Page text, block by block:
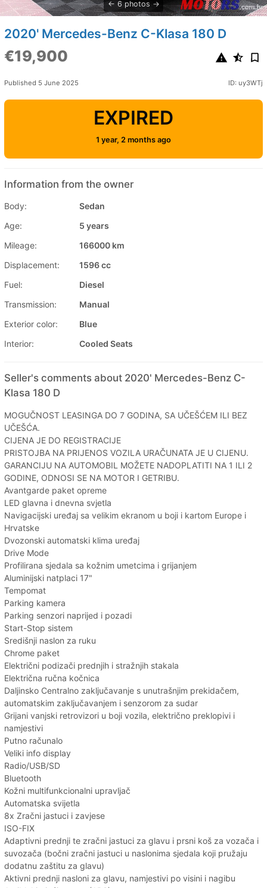
6 photos
2020' Mercedes-Benz C-Klasa 180 D
€19,900
Published 5 June 2025 ID: uy3WTj
EXPIRED
1 year, 2 months ago
Information from the owner
Body:
Sedan
Age:
5 years
Mileage:
166000 km
Displacement:
1596 cc
Fuel:
Diesel
Transmission:
Manual
Exterior color:
Blue
Interior:
Cooled Seats
Seller's comments about 2020' Mercedes-Benz C-
Klasa 180 D
MOGUČNOST LEASINGA DO 7 GODINA, SA UČEŠĆEM ILI BEZ
UČEŠĆA.
CIJENA JE DO REGISTRACIJE
PRISTOJBA NA PRIJENOS VOZILA URAČUNATA JE U CIJENU.
GARANCIJU NA AUTOMOBIL MOŽETE NADOPLATITI NA 1 ILI 2
GODINE, ODNOSI SE NA MOTOR I GETRIBU.
Avantgarde paket opreme
LED glavna i dnevna svjetla
Navigacijski uređaj sa velikim ekranom u boji i kartom Europe i
Hrvatske
Dvozonski automatski klima uređaj
Drive Mode
Profilirana sjedala sa kožnim umetcima i grijanjem
Aluminijski natplaci 17"
Tempomat
Parking kamera
Parking senzori naprijed i pozadi
Start-Stop sistem
Središnji naslon za ruku
Chrome paket
Električni podizači prednjih i stražnjih stakala
Električna ručna kočnica
Daljinsko Centralno zaključavanje s unutrašnjim prekidačem,
automatskim zaključavanjem i senzorom za sudar
Grijani vanjski retrovizori u boji vozila, električno preklopivi i
namjestivi
Putno računalo
Veliki info display
Radio/USB/SD
Bluetooth
Kožni multifunkcionalni upravljač
Automatska svijetla
8x Zračni jastuci i zavjese
ISO-FIX
Adaptivni prednji te zračni jastuci za glavu i prsni koš za vozača i
suvozača (bočni zračni jastuci u naslonima sjedala koji pružaju
dodatnu zaštitu za glavu)
Aktivni prednji nasloni za glavu, namjestivi po visini i nagibu